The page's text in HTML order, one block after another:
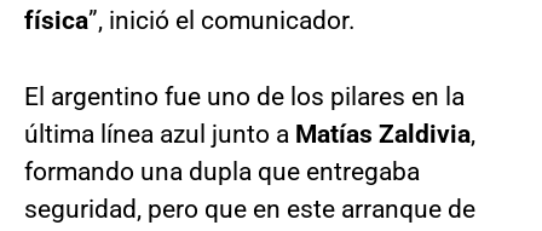
física”, inició el comunicador.
El argentino fue uno de los pilares en la
última línea azul junto a Matías Zaldivia,
formando una dupla que entregaba
seguridad, pero que en este arranque de